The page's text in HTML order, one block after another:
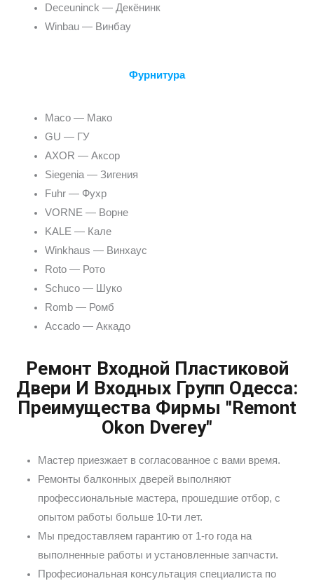
Deceuninck — Декёнинк
Winbau — Винбау
Фурнитура
Maco — Мако
GU — ГУ
AXOR — Аксор
Siegenia — Зигения
Fuhr — Фухр
VORNE — Ворне
KALE — Кале
Winkhaus — Винхаус
Roto — Рото
Schuco — Шуко
Romb — Ромб
Accado — Аккадо
Ремонт Входной Пластиковой
Двери И Входных Групп Одесса:
Преимущества Фирмы "Remont
Okon Dverey"
Мастер приезжает в согласованное с вами время.
Ремонты балконных дверей выполняют
профессиональные мастера, прошедшие отбор, с
опытом работы больше 10-ти лет.
Мы предоставляем гарантию от 1-го года на
выполненные работы и установленные запчасти.
Професиональная консультация специалиста по